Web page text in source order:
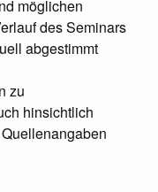
möglichen
des Seminars
abgestimmt
zu
hinsichtlich